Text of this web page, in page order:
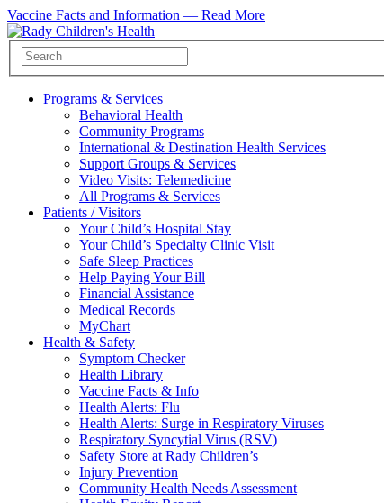
Vaccine Facts and Information — Read More
Programs & Services
Behavioral Health
Community Programs
International & Destination Health Services
Support Groups & Services
Video Visits: Telemedicine
All Programs & Services
Patients / Visitors
Your Child’s Hospital Stay
Your Child’s Specialty Clinic Visit
Safe Sleep Practices
Help Paying Your Bill
Financial Assistance
Medical Records
MyChart
Health & Safety
Symptom Checker
Health Library
Vaccine Facts & Info
Health Alerts: Flu
Health Alerts: Surge in Respiratory Viruses
Respiratory Syncytial Virus (RSV)
Safety Store at Rady Children’s
Injury Prevention
Community Health Needs Assessment